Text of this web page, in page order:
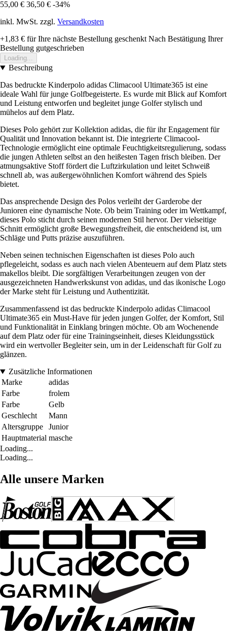
55,00 € 36,50 € -34%
inkl. MwSt. zzgl. Versandkosten
+1,83 € für Ihre nächste Bestellung geschenkt Nach Bestätigung Ihrer
Bestellung gutgeschrieben
Loading...
Beschreibung
Das bedruckte Kinderpolo adidas Climacool Ultimate365 ist eine
ideale Wahl für junge Golfbegeisterte. Es wurde mit Blick auf Komfort
und Leistung entworfen und begleitet junge Golfer stylisch und
mühelos auf dem Platz.
Dieses Polo gehört zur Kollektion adidas, die für ihr Engagement für
Qualität und Innovation bekannt ist. Die integrierte Climacool-
Technologie ermöglicht eine optimale Feuchtigkeitsregulierung, sodass
die jungen Athleten selbst an den heißesten Tagen frisch bleiben. Der
atmungsaktive Stoff fördert die Luftzirkulation und leitet Schweiß
schnell ab, was außergewöhnlichen Komfort während des Spiels
bietet.
Das ansprechende Design des Polos verleiht der Garderobe der
Junioren eine dynamische Note. Ob beim Training oder im Wettkampf,
dieses Polo sticht durch seinen modernen Stil hervor. Der vielseitige
Schnitt ermöglicht große Bewegungsfreiheit, die entscheidend ist, um
Schläge und Putts präzise auszuführen.
Neben seinen technischen Eigenschaften ist dieses Polo auch
pflegeleicht, sodass es auch nach vielen Abenteuern auf dem Platz stets
makellos bleibt. Die sorgfältigen Verarbeitungen zeugen von der
ausgezeichneten Handwerkskunst von adidas, und das ikonische Logo
der Marke steht für Leistung und Authentizität.
Zusammenfassend ist das bedruckte Kinderpolo adidas Climacool
Ultimate365 ein Must-Have für jeden jungen Golfer, der Komfort, Stil
und Funktionalität in Einklang bringen möchte. Ob am Wochenende
auf dem Platz oder für eine Trainingseinheit, dieses Kleidungsstück
wird ein wertvoller Begleiter sein, um in der Leidenschaft für Golf zu
glänzen.
Zusätzliche Informationen
Marke
adidas
Farbe
frolem
Farbe
Gelb
Geschlecht
Mann
Altersgruppe
Junior
Hauptmaterial masche
Loading...
Loading...
Alle unsere Marken